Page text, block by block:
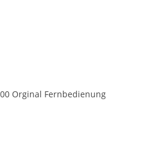
Orginal Fernbedienung